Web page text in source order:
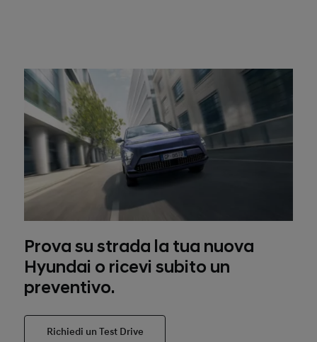
Prova su strada la tua nuova
Hyundai o ricevi subito un
preventivo.
Richiedi un Test Drive